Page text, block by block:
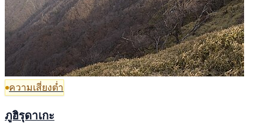
ความเสี่ยงต่ำ
ภูฮิรุดาเกะ